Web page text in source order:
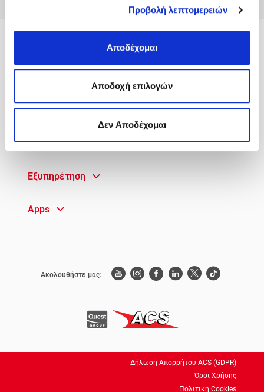
Προβολή λεπτομερειών
Αποδέχομαι
Aποδοχή επιλογών
Δεν Αποδέχομαι
Πληροφορίες
Γρήγορη Πρόσβαση
Εξυπηρέτηση
Apps
Ακολουθήστε μας:
Δήλωση Απορρήτου ACS (GDPR)
Όροι Χρήσης
Πολιτική Cookies